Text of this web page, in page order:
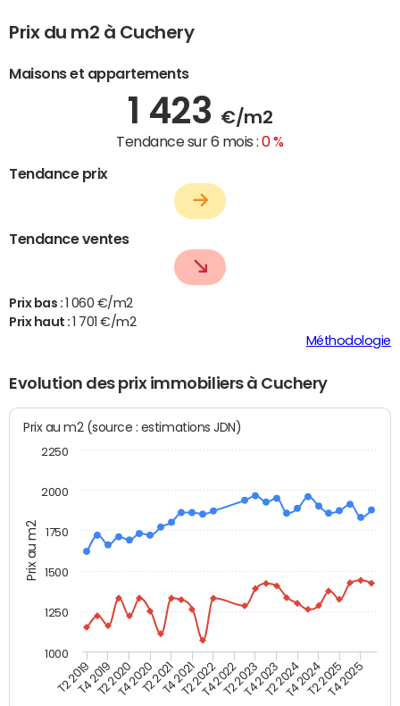
Prix du m2 à Cuchery
Maisons et appartements
1 423 €/m2
Tendance sur 6 mois :0 %
Tendance prix
Tendance ventes
Prix bas :
1 060 €/m2
Prix haut :
1 701 €/m2
Méthodologie
Evolution des prix immobiliers à Cuchery
Prix au m2
Prix au m2 (source : estimations JDN)
T2 2019T4 2019T2 2020T4 2020T2 2021T4 2021T2 2022T4 2022T2 2023T4 2023T2 2024T4 2024T2 2025T4 2025
1000
1250
1500
1750
2000
2250